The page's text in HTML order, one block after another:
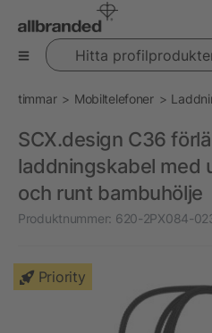
Hitta profilprodukter
timmar Mobiltelefoner
SCX.design C36
laddningskabel med
och runt bambuhölje
Produktnummer: 620-2PX084-
Priority